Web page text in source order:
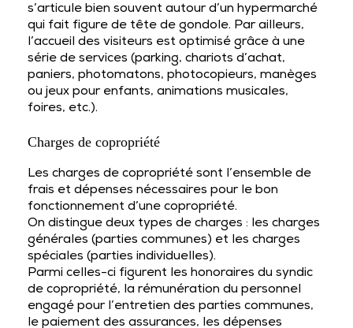
s’articule bien souvent autour d’un hypermarché
qui fait figure de tête de gondole. Par ailleurs,
l’accueil des visiteurs est optimisé grâce à une
série de services (parking, chariots d’achat,
paniers, photomatons, photocopieurs, manèges
ou jeux pour enfants, animations musicales,
foires, etc.).
Charges de copropriété
Les charges de copropriété sont l’ensemble de
frais et dépenses nécessaires pour le bon
fonctionnement d’une copropriété.
On distingue deux types de charges : les charges
générales (parties communes) et les charges
spéciales (parties individuelles).
Parmi celles-ci figurent les honoraires du syndic
de copropriété, la rémunération du personnel
engagé pour l’entretien des parties communes,
le paiement des assurances, les dépenses